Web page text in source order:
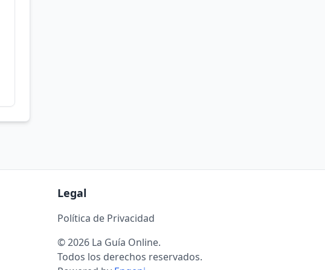
Legal
Política de Privacidad
© 2026 La Guía Online.
Todos los derechos reservados.